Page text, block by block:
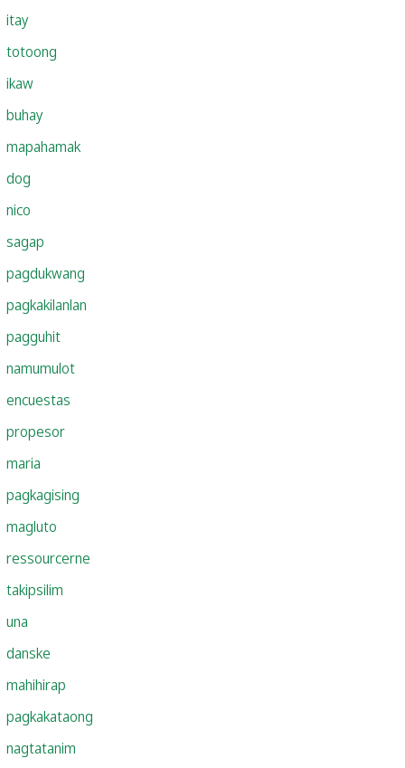
itay
totoong
ikaw
buhay
mapahamak
dog
nico
sagap
pagdukwang
pagkakilanlan
pagguhit
namumulot
encuestas
propesor
maria
pagkagising
magluto
ressourcerne
takipsilim
una
danske
mahihirap
pagkakataong
nagtatanim